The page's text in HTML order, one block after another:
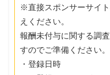
※直接スポンサーサイ
えください。
報酬未付与に関する調
すのでご準備ください。
・登録日時